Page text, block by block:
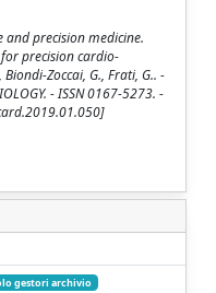
and precision medicine.
precision cardio-
Zoccai, G., Frati, G.. -
- ISSN 0167-5273. -
gestori archivio